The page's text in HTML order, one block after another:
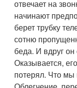
отвечает на
начинают
берет трубку
сотню
беда. И вдруг
Оказывается,
потерял. Что мы